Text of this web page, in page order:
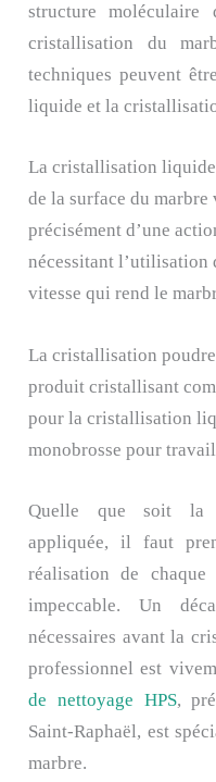
structure
cristallisation du
techniques peuvent
liquide et la
La cristallisation
de la surface du
précisément d’une
nécessitant l’utilisation
vitesse qui rend le
La cristallisation
produit cristallisant
pour la cristallisation
monobrosse pour
Quelle que soit la
appliquée, il faut
réalisation de
impeccable. Un
nécessaires avant la
professionnel est
de nettoyage HPS,
Saint-Raphaël, est
marbre.